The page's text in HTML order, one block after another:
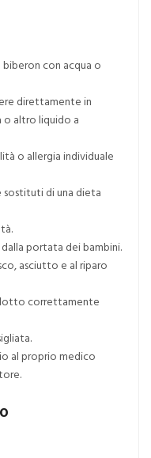
con acqua o
direttamente in
o altro liquido a
o allergia individuale
di una dieta
portata dei bambini.
asciutto e al riparo
correttamente
al proprio medico